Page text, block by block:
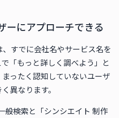
ーにアプローチできる
すでに会社名やサービス名を
「もっと詳しく調べよう」と
ったく認知していないユーザ
異なります。
般検索と「シンシエイト 制作